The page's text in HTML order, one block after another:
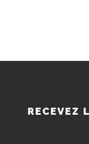
RECEVEZ